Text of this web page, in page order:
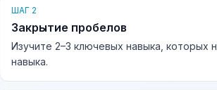
ШАГ 2
Закрытие пробелов
Изучите 2–3 ключевых навыка, которых
навыка.